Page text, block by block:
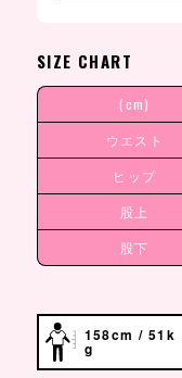
SIZE CHART
(cm)
ウエスト
ヒップ
股上
股下
158cm / 51k
g